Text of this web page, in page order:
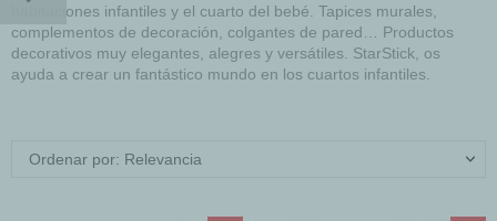
habitaciones infantiles y el cuarto del bebé. Tapices murales,
complementos de decoración, colgantes de pared… Productos
decorativos muy elegantes, alegres y versátiles. StarStick, os
ayuda a crear un fantástico mundo en los cuartos infantiles.
Ordenar por: Relevancia